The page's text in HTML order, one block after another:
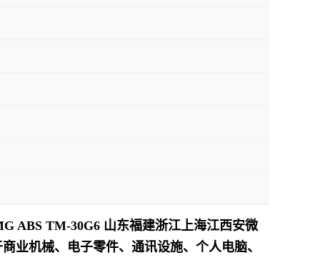
ABS TM-30G6 山东福建浙江上海江西安微
业机械、电子零件、通讯设施、个人电脑、